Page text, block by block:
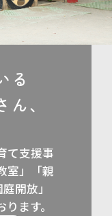
る
ん、
て支援事
室」「親
開放」
ます。